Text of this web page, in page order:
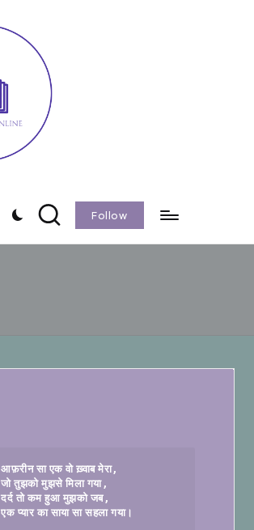
Follow
आफ़रीन सा एक वो ख़्वाब मेरा
जो तुझको मुझसे मिला गया
दर्द तो कम हुआ मुझको जब
एक प्यार का साया सा सहला गया।